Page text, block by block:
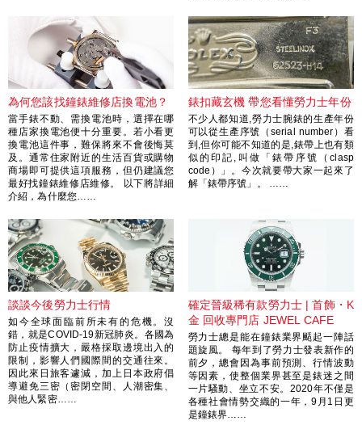
為何您該找鐘錶維修店換電池？
當手錶不動、需換電池時，選擇在哪
種店家換電池便十分重要。若小看更
換電池這件事，難保將來不會後悔莫
及。通常住家附近的生活百貨或購物
商場即可提供這項服務，但仍建議您
最好找鐘錶維修店維修。 以下將詳細
介紹，為什麼您……
錶扣藏玄機 帶您看懂勞力士年份
不少人都知道,勞力士腕錶的生產年份
可以從生產序號（serial number）看
到,但你可能不知道的是,錶帶上也有類
似的印記,叫做「錶帶序號（clasp
code）」。今次就要帶大家一起來了
解「錶帶序號」。 ……
談談今後勞力士行情
如今全球面臨前所未有的危機。沒
錯，就是COVID-19新冠肺炎。各國為
防止疫情擴大，嚴格採取邊境出入的
限制，影響人們國際間的交通往來。
因此來日旅客遽減，加上日本政府倡
導避免三密（密閉空間、人潮密集、
與他人緊密……
確定晉級稀有款勞力士 | 首飾・K
金 回收專門店 JEWEL CAFE
勞力士總是能在鐘錶業界颳起一陣話
題旋風。 每年到了勞力士發表新作的
前夕，總會因為事前預測、行情波動
等因素，使整個業界甚至是錶迷之間
一片騷動、坐立不安。2020年不僅是
各種社會情勢交織的一年，9月1日更
是鐘錶界……